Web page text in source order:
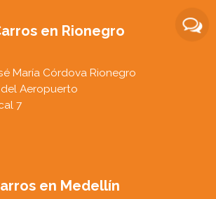
en Rionegro
María Córdova Rionegro
Aeropuerto
7
en Medellín